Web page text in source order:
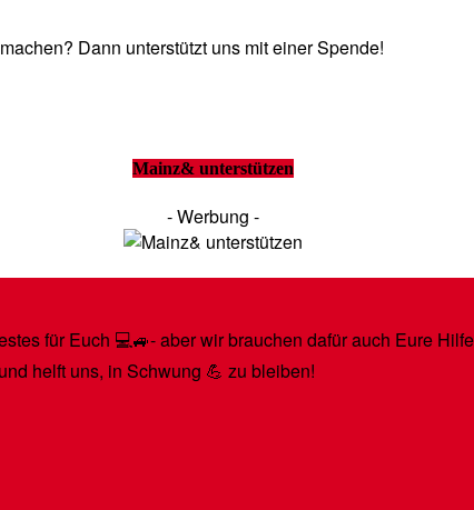
Dann unterstützt uns mit einer Spende!
Mainz& unterstützen
- Werbung -
für Euch 💻🚙- aber wir brauchen dafür auch Eure
helft uns, in Schwung 💪 zu bleiben!